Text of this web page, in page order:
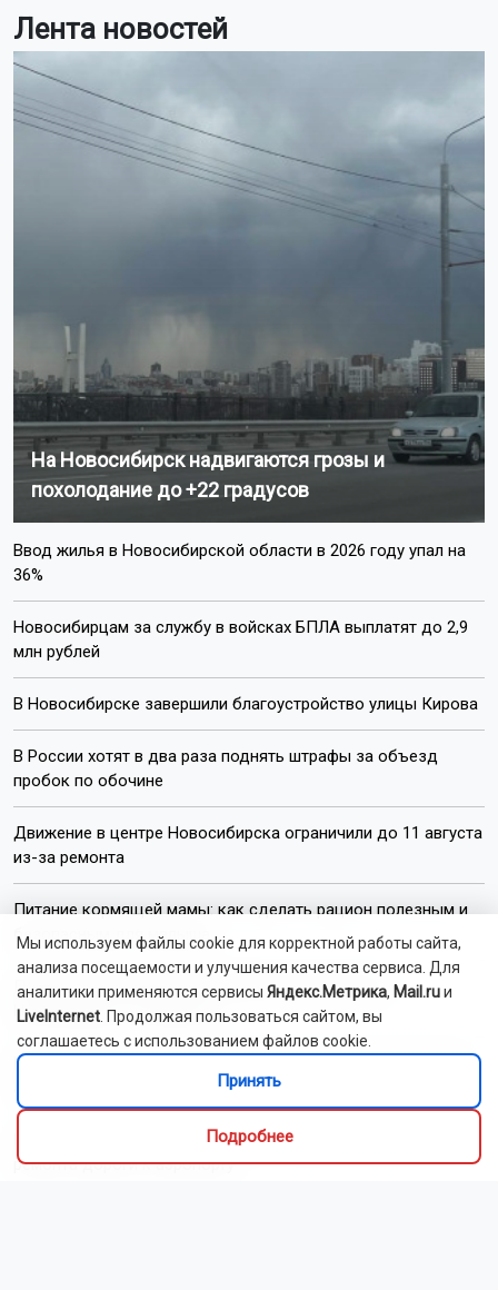
Лента новостей
На Новосибирск надвигаются грозы и
похолодание до +22 градусов
Ввод жилья в Новосибирской области в 2026 году упал на
36%
Новосибирцам за службу в войсках БПЛА выплатят до 2,9
млн рублей
В Новосибирске завершили благоустройство улицы Кирова
В России хотят в два раза поднять штрафы за объезд
пробок по обочине
Движение в центре Новосибирска ограничили до 11 августа
из-за ремонта
Питание кормящей мамы: как сделать рацион полезным и
безопасным для малыша
Подростки на машине протаранили жилой дом в
Новосибирске и скрылись
В Новосибирске 167 домов отключат от электричества 10
Новосибирцев предупредили о возможных пробках из-за
ремонта дороги к аэропорту
Мы используем файлы cookie для корректной работы сайта,
анализа посещаемости и улучшения качества сервиса. Для
аналитики применяются сервисы Яндекс.Метрика, Mail.ruи
LiveInternet . Продолжая пользоваться сайтом, вы
соглашаетесь с использованием файлов cookie.
Принять
Подробнее